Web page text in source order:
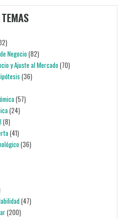
TEMAS
Negocio(82)
y Ajuste al Mercado(70)
(36)
(57)
(24)
(8)
(41)
(36)
(47)
(200)